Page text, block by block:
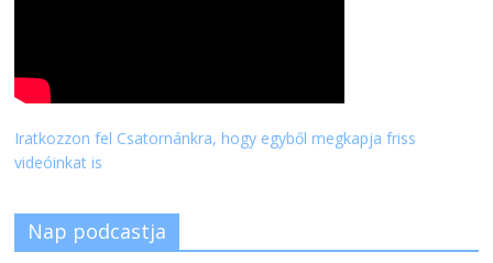
Iratkozzon fel Csatornánkra, hogy egyből megkapja friss
videóinkat is
Nap podcastja